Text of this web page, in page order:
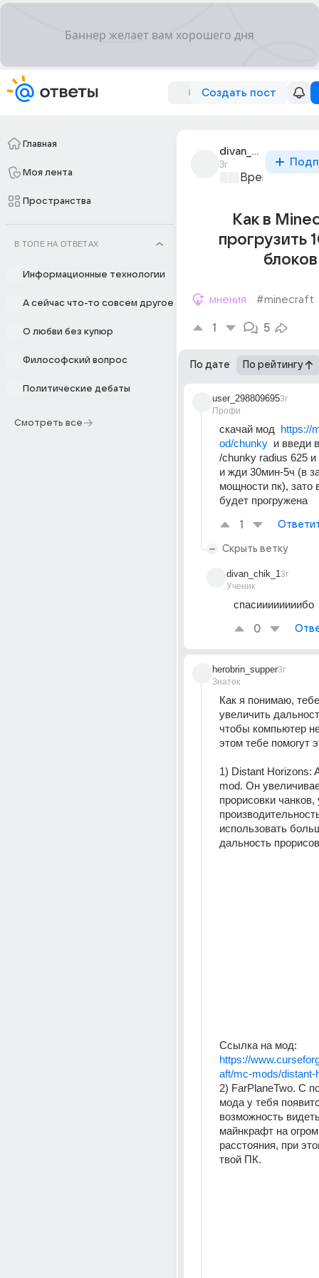
Создать пост
Главная
Моя лента
Пространства
В ТОПЕ НА ОТВЕТАХ
Информационные технологии
А сейчас что-то совсем другое
О любви без купюр
Философский вопрос
Политические дебаты
Смотреть все
divan_chik_1
3г
Время игр
Как в
прогрузить
блоков
мнения #minecraft
1 5
По дате По рейтингу
user_298809695
Профи
3г
скачай мод https://
od/chunky
и введи
/chunky radius 625
и жди 30мин-5ч (в
мощности пк), зато
будет прогружена
1
Скрыть ветку
divan_chik_1
Ученик
3г
спасиииииииибо
0
herobrin_supper
Знаток
3г
Как я понимаю,
увеличить
чтобы компьютер
этом тебе помогут
1) Distant Horizons:
mod. Он
прорисовки
использовать
дальность
Ссылка на мод:
https://
aft/mc-mods/distant-
2) FarPlaneTwo. С
мода у тебя
возможность
майнкрафт на
расстояния, при
твой ПК.